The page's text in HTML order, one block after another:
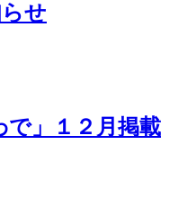
せ
で」１２月掲載